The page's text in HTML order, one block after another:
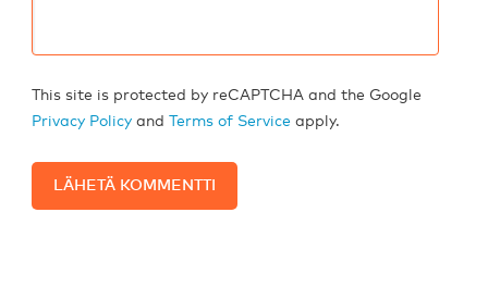
This site is protected by reCAPTCHA and the Google
Privacy Policy andTerms of Service apply.